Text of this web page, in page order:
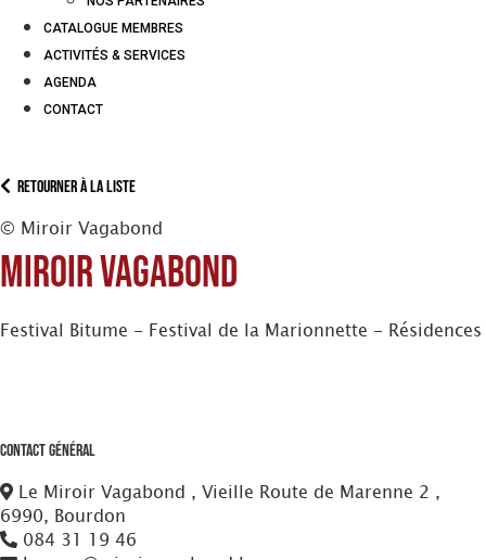
CATALOGUE MEMBRES
ACTIVITÉS & SERVICES
AGENDA
CONTACT
Retourner à la liste
© Miroir Vagabond
Miroir Vagabond
Festival Bitume - Festival de la Marionnette - Résidences
Contact Général
Le Miroir Vagabond , Vieille Route de Marenne 2 ,
6990, Bourdon
084 31 19 46